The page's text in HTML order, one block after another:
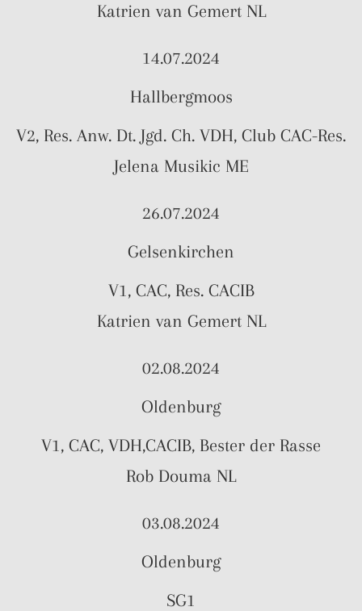
Katrien van Gemert NL
14.07.2024
Hallbergmoos
V2, Res. Anw. Dt. Jgd. Ch. VDH, Club CAC-Res.
Jelena Musikic ME
26.07.2024
Gelsenkirchen
V1, CAC, Res. CACIB
Katrien van Gemert NL
02.08.2024
Oldenburg
V1, CAC, VDH,CACIB, Bester der Rasse
Rob Douma NL
03.08.2024
Oldenburg
SG1